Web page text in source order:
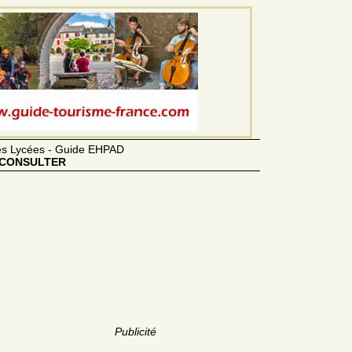
Lycées - Guide EHPAD
Publicité